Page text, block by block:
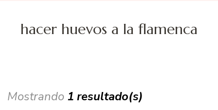
hacer huevos a la flamenca
Mostrando 1 resultado(s)